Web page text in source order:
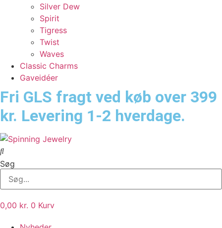
Silver Dew
Spirit
Tigress
Twist
Waves
Classic Charms
Gaveidéer
Fri GLS fragt ved køb over 399
kr. Levering 1-2 hverdage.
Søg
0,00 kr. 0 Kurv